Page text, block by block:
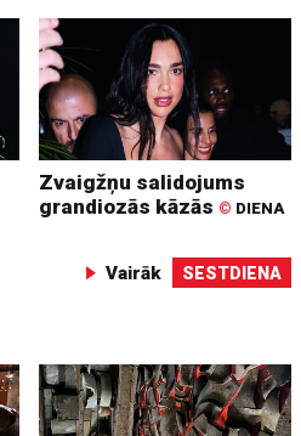
Zvaigžņu salidojums
grandiozās kāzās © DIENA
Vairāk SESTDIENA